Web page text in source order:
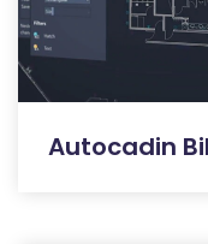
Autocadin